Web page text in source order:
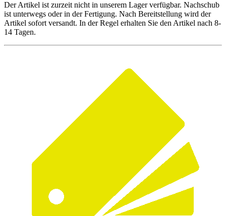
Der Artikel ist zurzeit nicht in unserem Lager verfügbar. Nachschub
ist unterwegs oder in der Fertigung. Nach Bereitstellung wird der
Artikel sofort versandt. In der Regel erhalten Sie den Artikel nach 8-
14 Tagen.